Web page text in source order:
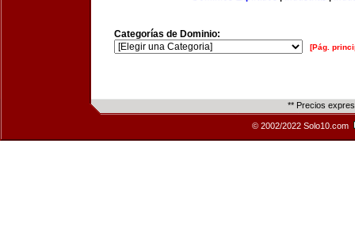
Categorías de Dominio:
[Pág.
** Precios
© 2002/2022 Solo10.com